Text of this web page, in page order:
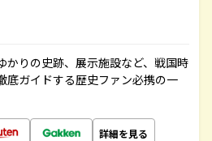
かりの史跡、展示施設など、戦国時
底ガイドする歴史ファン必携の一
詳細を見る